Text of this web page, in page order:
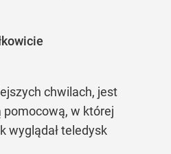
chwilach, jest
pomocową, w której
wyglądał teledysk